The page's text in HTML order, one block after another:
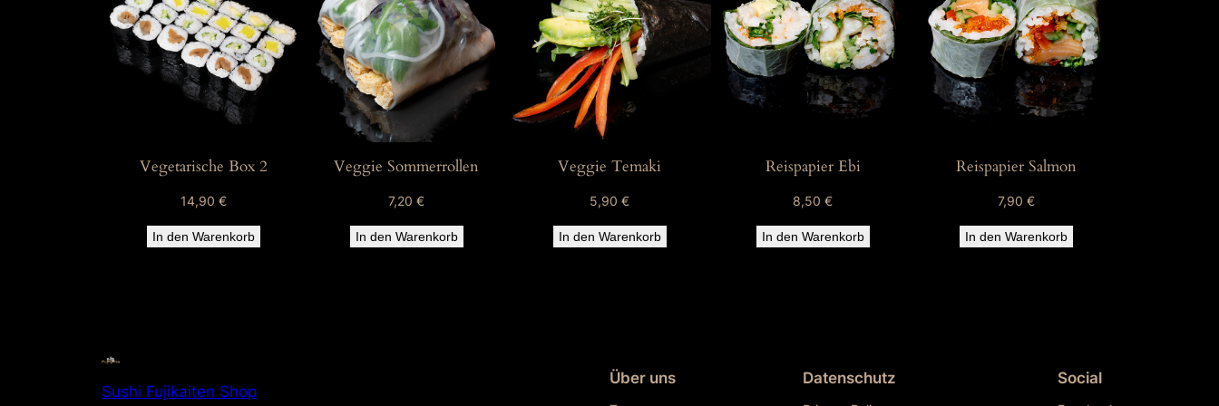
e
Vegetarische Box 2
14,90 €
In den Warenkorb
Veggie Sommerrollen
7,20 €
In den Warenkorb
Veggie Temaki
5,90 €
In den Warenkorb
Reispapier Ebi
8,50 €
In den Warenkorb
Reispapier Salmon
7,90 €
In den Warenkorb
Sushi Fujikaiten Shop
Über uns Datenschutz Social